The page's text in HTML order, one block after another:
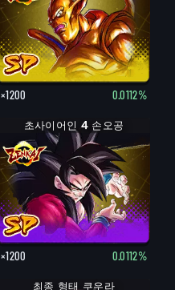
×1200 0.0112%
초사이어인 4 손오공
×1200 0.0112%
쿠우라
최종 형태 쿠우라